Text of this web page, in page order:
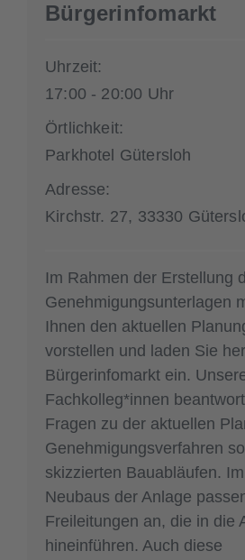
Bürgerinfomarkt
Uhrzeit:
17:00 - 20:00 Uhr
Örtlichkeit:
Parkhotel Gütersloh
Adresse:
Kirchstr. 27, 33330
Im Rahmen der Erstellung
Genehmigungsunterlagen
Ihnen den aktuellen
vorstellen und laden Sie
Bürgerinfomarkt ein.
Fachkolleg*innen
Fragen zu der aktuellen
Genehmigungsverfahren
skizzierten Bauabläufen.
Neubaus der Anlage
Freileitungen an, die in die
hineinführen. Auch diese